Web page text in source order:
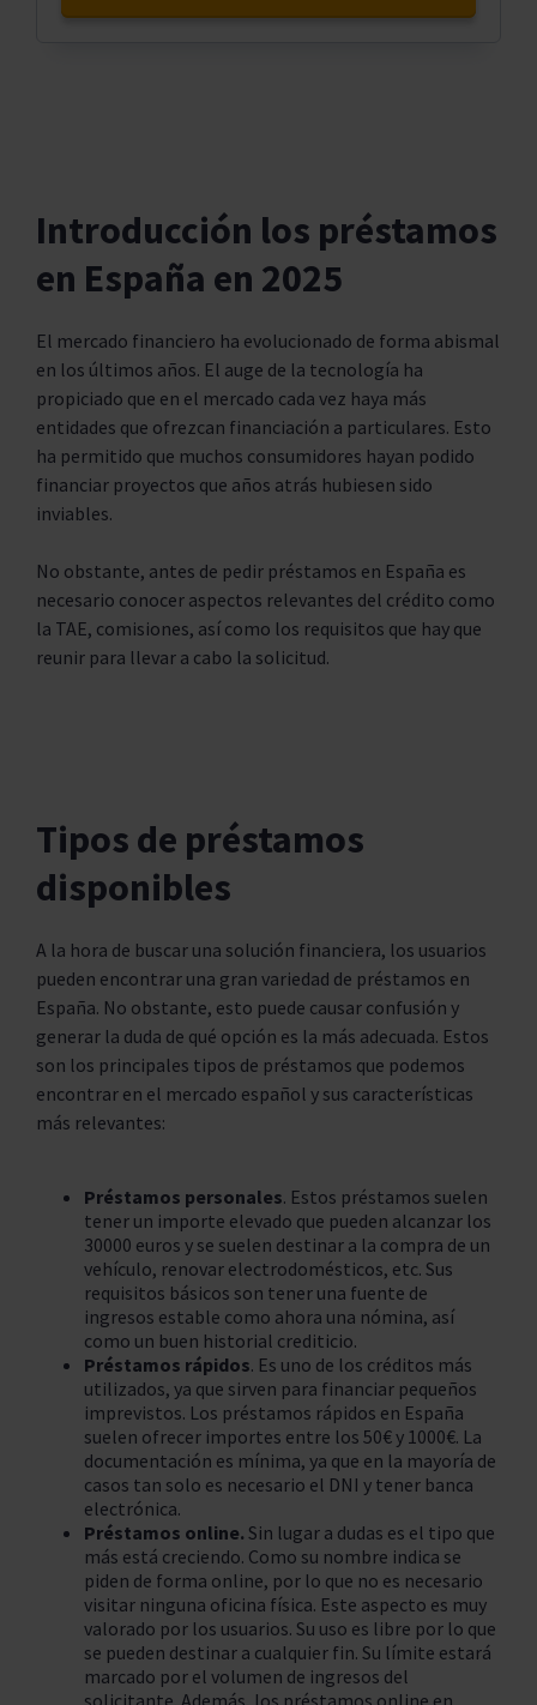
Introducción los préstamos
en España en 2025
El mercado financiero ha evolucionado de forma abismal
en los últimos años. El auge de la tecnología ha
propiciado que en el mercado cada vez haya más
entidades que ofrezcan financiación a particulares. Esto
ha permitido que muchos consumidores hayan podido
financiar proyectos que años atrás hubiesen sido
inviables.
No obstante, antes de pedir préstamos en España es
necesario conocer aspectos relevantes del crédito como
la TAE, comisiones, así como los requisitos que hay que
reunir para llevar a cabo la solicitud.
Tipos de préstamos
disponibles
A la hora de buscar una solución financiera, los usuarios
pueden encontrar una gran variedad de préstamos en
España. No obstante, esto puede causar confusión y
generar la duda de qué opción es la más adecuada. Estos
son los principales tipos de préstamos que podemos
encontrar en el mercado español y sus características
más relevantes:
Préstamos personales. Estos préstamos suelen
tener un importe elevado que pueden alcanzar los
30000 euros y se suelen destinar a la compra de un
vehículo, renovar electrodomésticos, etc. Sus
requisitos básicos son tener una fuente de
ingresos estable como ahora una nómina, así
como un buen historial crediticio.
Préstamos rápidos. Es uno de los créditos más
utilizados, ya que sirven para financiar pequeños
imprevistos. Los préstamos rápidos en España
suelen ofrecer importes entre los 50€ y 1000€. La
documentación es mínima, ya que en la mayoría de
casos tan solo es necesario el DNI y tener banca
electrónica.
Préstamos online. Sin lugar a dudas es el tipo que
más está creciendo. Como su nombre indica se
piden de forma online, por lo que no es necesario
visitar ninguna oficina física. Este aspecto es muy
valorado por los usuarios. Su uso es libre por lo que
se pueden destinar a cualquier fin. Su límite estará
marcado por el volumen de ingresos del